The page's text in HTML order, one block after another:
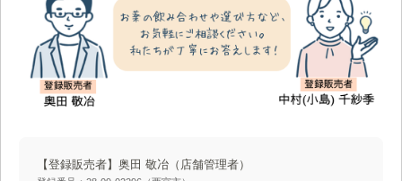
【登録販売者】奥田 敬冶 （店舗管理者）